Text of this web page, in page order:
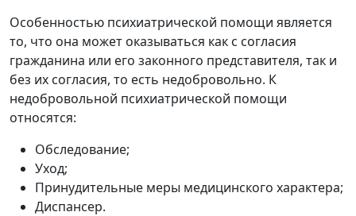
Особенностью психиатрической помощи является
то, что она может оказываться как с согласия
гражданина или его законного представителя, так и
без их согласия, то есть недобровольно. К
недобровольной психиатрической помощи
относятся:
Обследование;
Уход;
Принудительные меры медицинского характера;
Диспансер.